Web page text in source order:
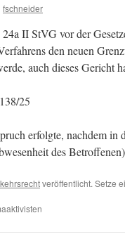
fschneider
II StVG vor der
den neuen
auch dieses Gericht
25
erfolgte, nachdem
des
veröffentlicht. Setze